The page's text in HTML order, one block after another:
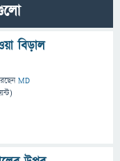
বিড়াল
MD